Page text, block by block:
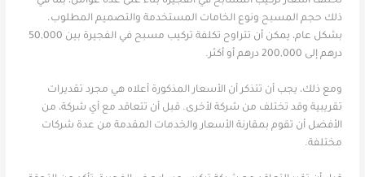
ذلك حجم المسبح ونوع الخامات المستخدمة والتصميم المطلوب.
بشكل عام، يمكن أن تتراوح تكلفة تركيب مسبح في الفجيرة بين 50,000
درهم إلى 200,000 درهم أو أكثر.
ومع ذلك، يجب أن تتذكر أن الأسعار المذكورة أعلاه هي مجرد تقديرات
تقريبية وقد تختلف من شركة لأخرى. قبل أن تتعاقد مع أي شركة، من
الأفضل أن تقوم بمقارنة الأسعار والخدمات المقدمة من عدة شركات
مختلفة.